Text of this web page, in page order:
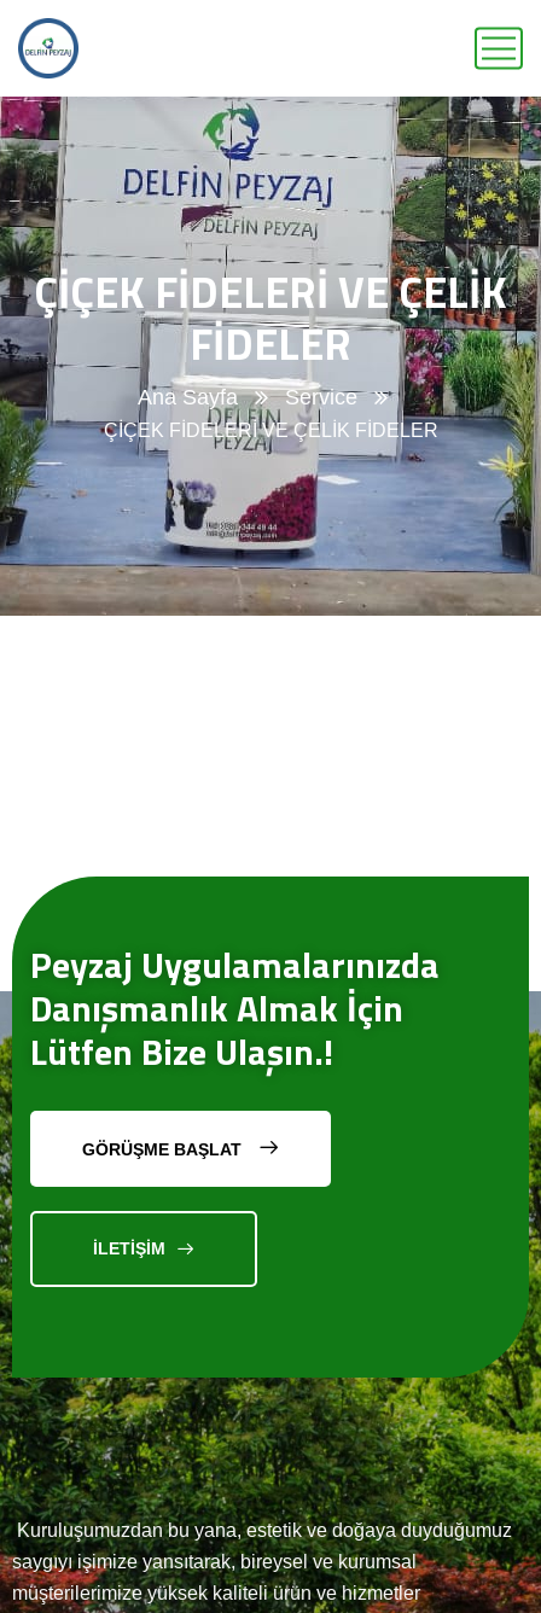
ÇİÇEK FİDELERİ VE ÇELİK
FİDELER
Ana Sayfa Service
ÇİÇEK FİDELERİ VE ÇELİK FİDELER
Peyzaj Uygulamalarınızda
Danışmanlık Almak İçin
Lütfen Bize Ulaşın.!
GÖRÜŞME BAŞLAT
İLETİŞİM
KısacaBiz
Kuruluşumuzdan bu yana, estetik ve doğaya duyduğumuz
saygıyı işimize yansıtarak, bireysel ve kurumsal
müşterilerimize yüksek kaliteli ürün ve hizmetler
GÖNDER